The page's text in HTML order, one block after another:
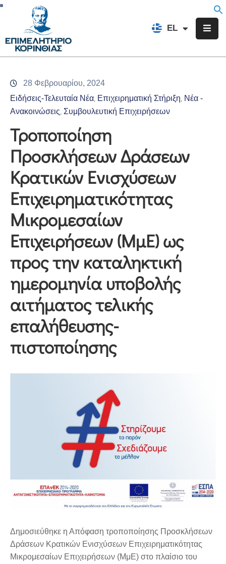
EL
FR
Επιμελητήριο
Υπηρεσίες
Προγράμματα
Δράσεις
Εκδηλώσεις
Επικοινωνία
28 Φεβρουαρίου, 2024
Ειδήσεις-Τελευταία Νέα Επιχειρηματική Στήριξη Νέα -
Ανακοινώσεις Συμβουλευτική Επιχειρήσεων
Τροποποίηση
Προσκλήσεων Δράσεων
Κρατικών Ενισχύσεων
Επιχειρηματικότητας
Μικρομεσαίων
Επιχειρήσεων (ΜμΕ) ως
προς την καταληκτική
ημερομηνία υποβολής
αιτήματος τελικής
επαλήθευσης-
πιστοποίησης
Δημοσιεύθηκε η Απόφαση τροποποίησης Προσκλήσεων
Δράσεων Κρατικών Ενισχύσεων Επιχειρηματικότητας
Μικρομεσαίων Επιχειρήσεων (ΜμΕ) στο πλαίσιο του